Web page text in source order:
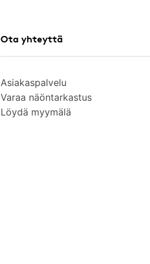
Ota yhteyttä
Asiakaspalvelu
Varaa näöntarkastus
Löydä myymälä